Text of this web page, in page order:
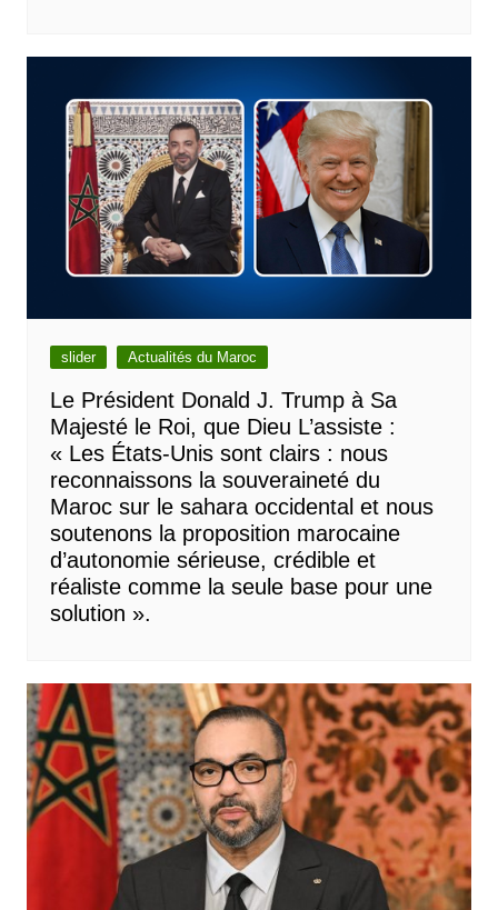
slider Actualités du Maroc
Le Président Donald J. Trump à Sa
Majesté le Roi, que Dieu L’assiste :
« Les États-Unis sont clairs : nous
reconnaissons la souveraineté du
Maroc sur le sahara occidental et nous
soutenons la proposition marocaine
d’autonomie sérieuse, crédible et
réaliste comme la seule base pour une
solution ».